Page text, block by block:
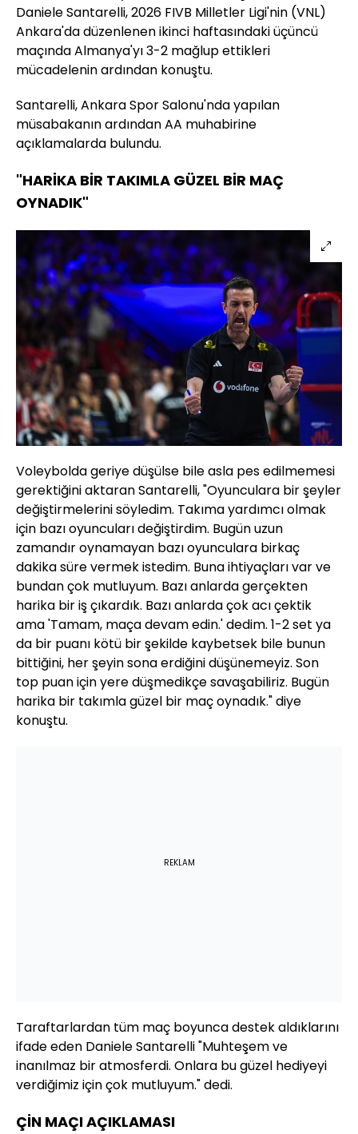
Daniele Santarelli, 2026 FIVB Milletler Ligi'nin (VNL)
Ankara'da düzenlenen ikinci haftasındaki üçüncü
maçında Almanya'yı 3-2 mağlup ettikleri
mücadelenin ardından konuştu.
Santarelli, Ankara Spor Salonu'nda yapılan
müsabakanın ardından AA muhabirine
açıklamalarda bulundu.
"HARİKA BİR TAKIMLA GÜZEL BİR MAÇ
OYNADIK"
Voleybolda geriye düşülse bile asla pes edilmemesi
gerektiğini aktaran Santarelli, "Oyunculara bir şeyler
değiştirmelerini söyledim. Takıma yardımcı olmak
için bazı oyuncuları değiştirdim. Bugün uzun
zamandır oynamayan bazı oyunculara birkaç
dakika süre vermek istedim. Buna ihtiyaçları var ve
bundan çok mutluyum. Bazı anlarda gerçekten
harika bir iş çıkardık. Bazı anlarda çok acı çektik
ama 'Tamam, maça devam edin.' dedim. 1-2 set ya
da bir puanı kötü bir şekilde kaybetsek bile bunun
bittiğini, her şeyin sona erdiğini düşünemeyiz. Son
top puan için yere düşmedikçe savaşabiliriz. Bugün
harika bir takımla güzel bir maç oynadık." diye
konuştu.
REKLAM
Taraftarlardan tüm maç boyunca destek aldıklarını
ifade eden Daniele Santarelli "Muhteşem ve
inanılmaz bir atmosferdi. Onlara bu güzel hediyeyi
verdiğimiz için çok mutluyum." dedi.
ÇİN MAÇI AÇIKLAMASI